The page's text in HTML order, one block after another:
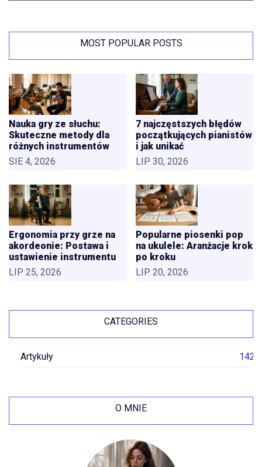
MOST POPULAR POSTS
Nauka gry ze słuchu:
Skuteczne metody dla
różnych instrumentów
SIE 4, 2026
7 najczęstszych błędów
początkujących pianistów
i jak unikać
LIP 30, 2026
Ergonomia przy grze na
akordeonie: Postawa i
ustawienie instrumentu
LIP 25, 2026
Popularne piosenki pop
na ukulele: Aranżacje krok
po kroku
LIP 20, 2026
CATEGORIES
Artykuły 142
O MNIE